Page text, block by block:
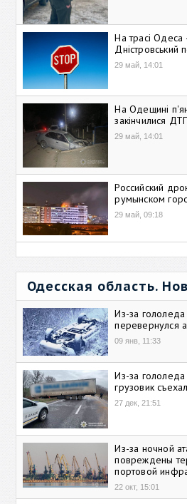
На трасі Одеса
Дністровський
29 май, 14:01
На Одещині
закінчилися
29 май, 14:01
Российский
румынском
29 май, 09:18
Одесская область.
Из-за
перевернулся
09 янв, 11:33
Из-за
грузовик
27 дек, 21:51
Из-за ночной
повреждены
портовой
22 окт, 15:01